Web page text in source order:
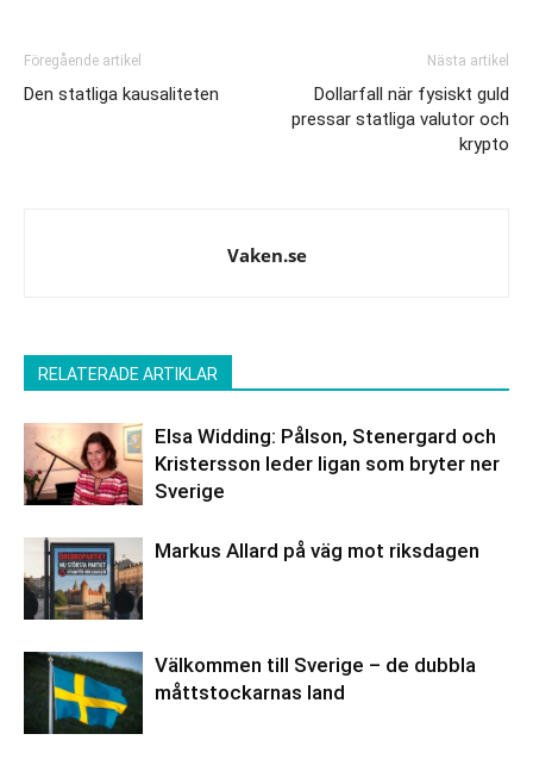
Föregående artikel
Den statliga kausaliteten
Nästa artikel
Dollarfall när fysiskt guld
pressar statliga valutor och
krypto
Vaken.se
RELATERADE ARTIKLAR
Elsa Widding: Pålson, Stenergard och
Kristersson leder ligan som bryter ner
Sverige
Markus Allard på väg mot riksdagen
Välkommen till Sverige – de dubbla
måttstockarnas land